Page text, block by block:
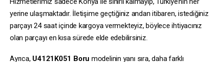
yerine ulaşmaktadır. İletişime geçtiğiniz andan itibaren, istediğiniz
parçayı 24 saat içinde kargoya vermekteyiz, böylece ihtiyacınız
olan parçayı en kısa sürede elde edebilirsiniz.
Ayrıca, U4121K051 Boru modelinin yanı sıra, daha farklı